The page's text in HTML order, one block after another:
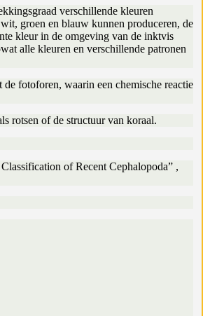
verschillende kleuren
groen en blauw kunnen produceren, de
kleur in de omgeving van de inktvis
alle kleuren en verschillende patronen
fotoforen, waarin een chemische reactie
rotsen of de structuur van koraal.
of Recent Cephalopoda” ,